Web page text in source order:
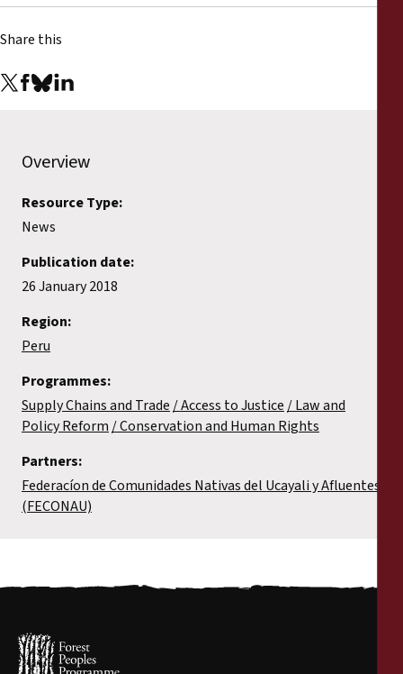
Share this
Overview
Resource Type:
News
Publication date:
26 January 2018
Region:
Peru
Programmes:
Supply Chains and Trade Access to Justice
Law and
Policy Reform Conservation and Human Rights
Partners:
Federacíon de Comunidades Nativas del Ucayali y Afluentes
(FECONAU)